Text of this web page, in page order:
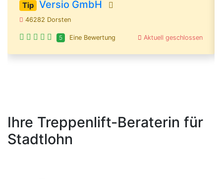
Tip Versio GmbH
46282 Dorsten
5 Eine Bewertung Aktuell geschlossen
Ihre Treppenlift-Beraterin für
Stadtlohn